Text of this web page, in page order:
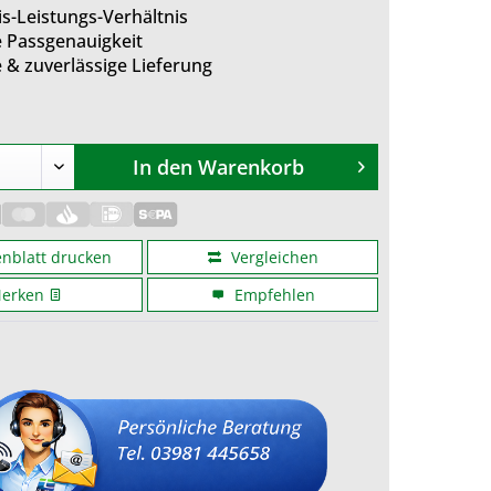
Leistungs-Verhältnis
Passgenauigkeit
& zuverlässige Lieferung
In den Warenkorb
drucken
Vergleichen
Empfehlen